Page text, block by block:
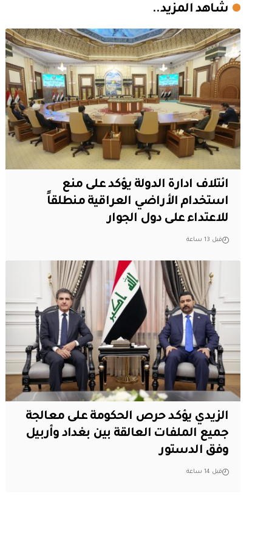
شاهد المزيد..
ائتلاف ادارة الدولة يؤكد على منع
استخدام الأراضي العراقية منطلقاً
للاعتداء على دول الجوار
قبل 13 ساعة
الزيدي يؤكد حرص الحكومة على معالجة
جميع الملفات العالقة بين بغداد وأربيل
وفق الدستور
قبل 14 ساعة